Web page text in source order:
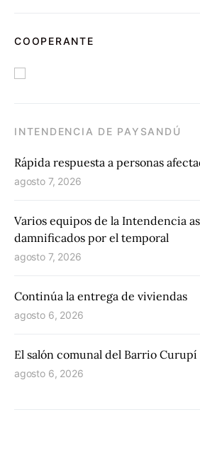
COOPERANTE
INTENDENCIA DE PAYSANDÚ
Rápida respuesta a personas
agosto 7, 2026
Varios equipos de la Intendencia
damnificados por el temporal
agosto 7, 2026
Continúa la entrega de viviendas
agosto 6, 2026
El salón comunal del Barrio
agosto 6, 2026